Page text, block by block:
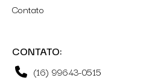
Contato
CONTATO:
(16) 99643-0515